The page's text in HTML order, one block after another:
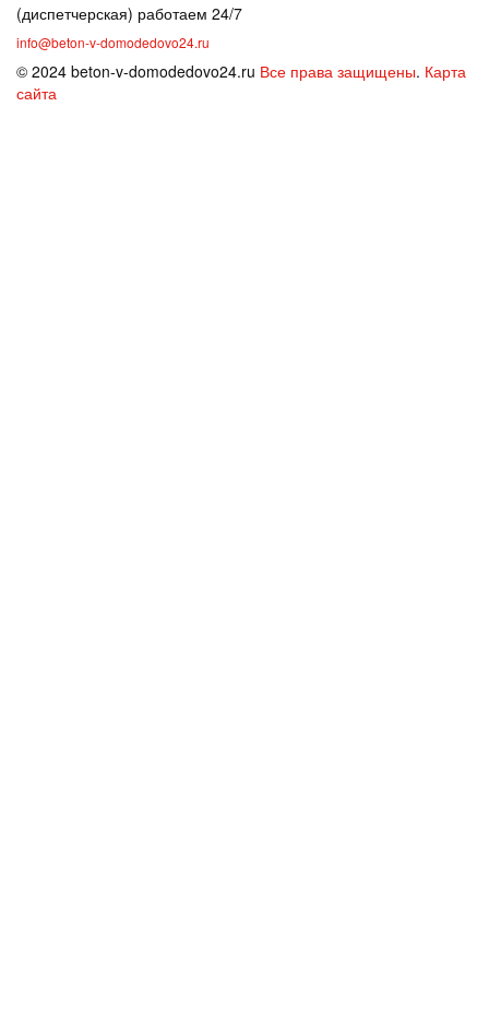
(диспетчерская) работаем 24/7
info@beton-v-domodedovo24.ru
© 2024 beton-v-domodedovo24.ru Все права защищены. Карта
сайта